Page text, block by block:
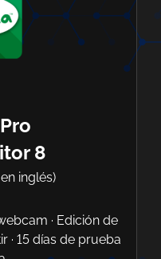
8
inglés)
· Ediciónde
· 15 días de prueba